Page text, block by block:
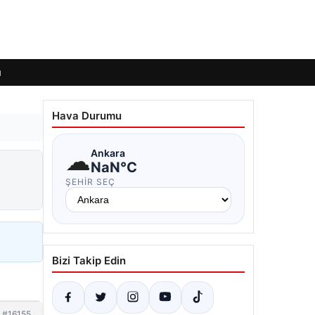
Hava Durumu
☁Ankara
NaN°C
ŞEHIR SEÇ
Bizi Takip Edin